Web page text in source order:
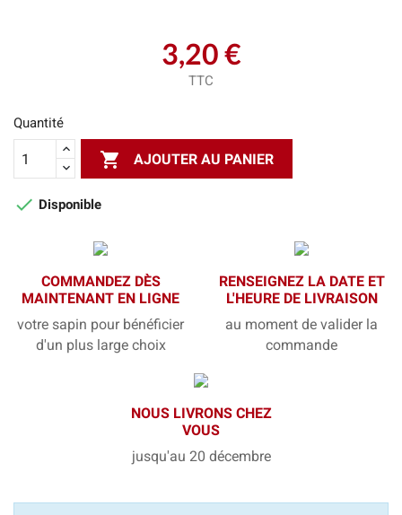
3,20 €
TTC
Quantité
 AJOUTER AU PANIER
 Disponible
COMMANDEZ DÈS
MAINTENANT EN LIGNE
votre sapin pour bénéficier
d'un plus large choix
RENSEIGNEZ LA DATE ET
L'HEURE DE LIVRAISON
au moment de valider la
commande
NOUS LIVRONS CHEZ
VOUS
jusqu'au 20 décembre